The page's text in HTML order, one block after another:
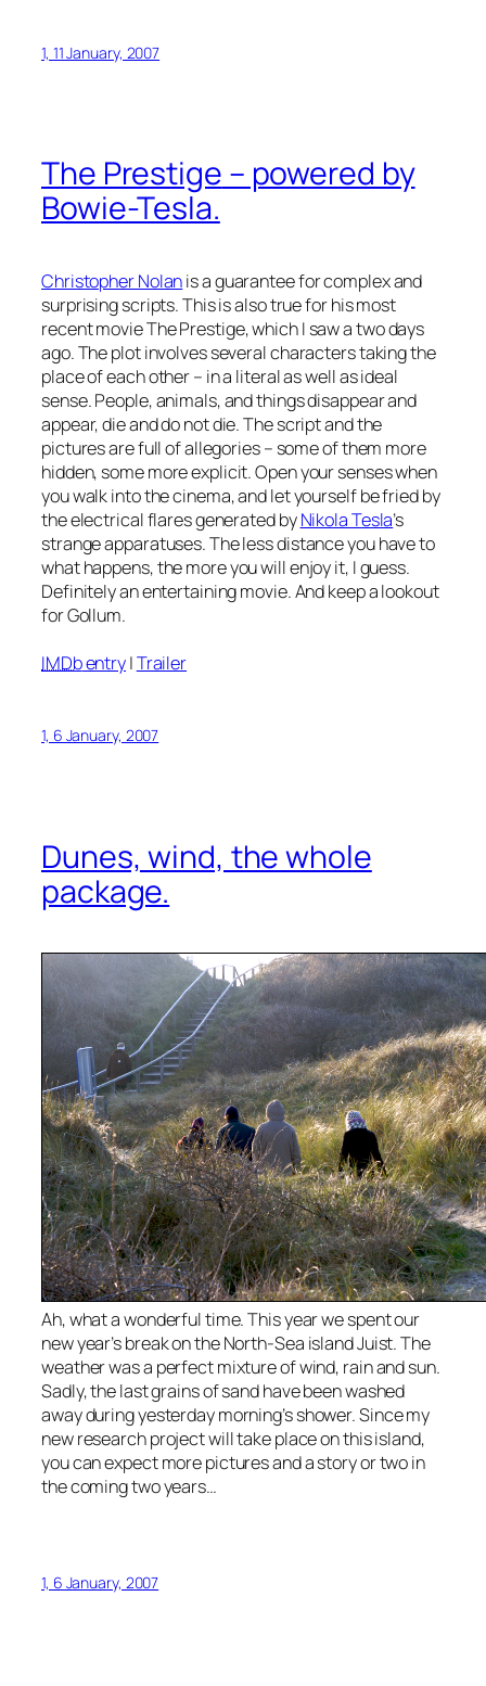
1, 11 January, 2007
The Prestige – powered by
Bowie-Tesla.
Christopher Nolanis a guarantee for complex and
surprising scripts. This is also true for his most
recent movieThe Prestige, which I saw a two days
ago. The plot involves several characters taking the
place of each other – in a literal as well as ideal
sense. People, animals, and things disappear and
appear, die and do not die. The script and the
pictures are full of allegories – some of them more
hidden, some more explicit. Open your senses when
you walk into the cinema, and let yourself be fried by
the electrical flares generated byNikola Tesla’s
strange apparatuses. The less distance you have to
what happens, the more you will enjoy it, I guess.
Definitely an entertaining movie. And keep a lookout
for Gollum.
IMDbentry|Trailer
1, 6 January, 2007
Dunes, wind, the whole
package.
Ah, what a wonderful time. This year we spent our
new year’s break on the North-Sea island Juist. The
weather was a perfect mixture of wind, rain and sun.
Sadly, the last grains of sand have been washed
away during yesterday morning’s shower. Since my
new research project will take place on this island,
you can expect more pictures and a story or two in
the coming two years…
1, 6 January, 2007